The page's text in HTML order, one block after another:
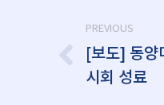
Post
PREVIOUS
Previous
post:
[보도] 동양
시회 성료